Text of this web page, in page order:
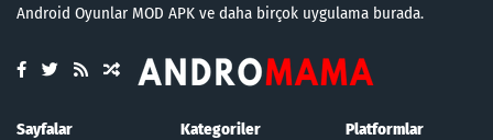
Android Oyunlar MOD APK ve daha birçok uygulama burada.
Sayfalar Kategoriler Platformlar